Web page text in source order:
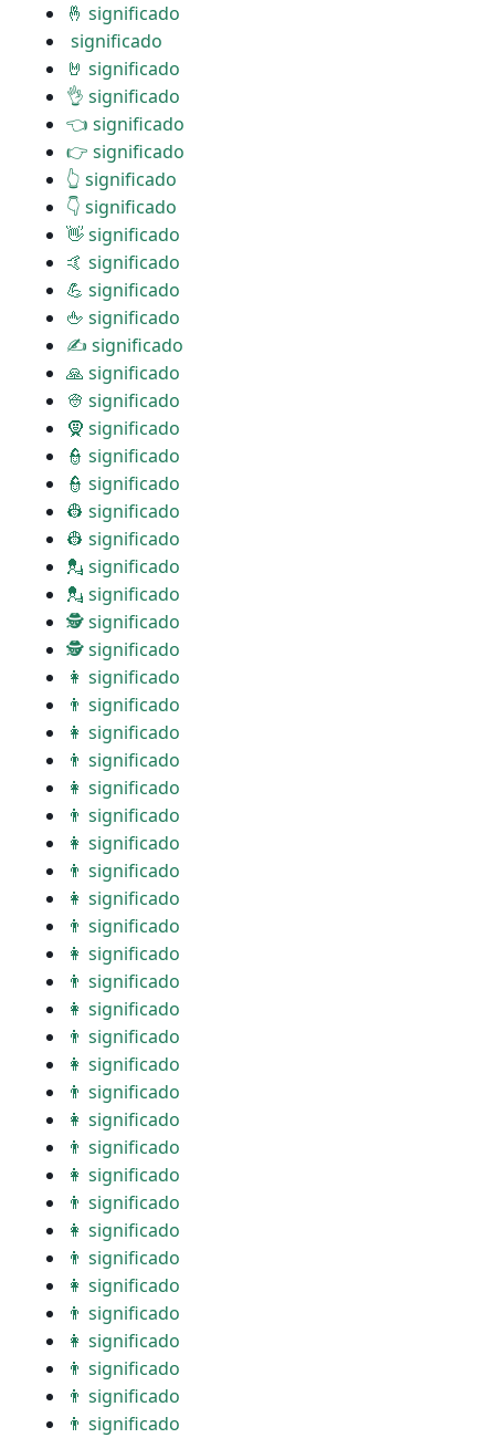
🤞 significado
️ significado
🤘 significado
👌 significado
👈 significado
👉 significado
👆 significado
👇 significado
👋 significado
🤙 significado
💪 significado
🖕 significado
✍ significado
🙏 significado
👳 significado
🧕 significado
👮 significado
👮 significado
👷 significado
👷 significado
💂 significado
💂 significado
🕵 significado
🕵 significado
👩 significado
👨 significado
👩 significado
👨 significado
👩 significado
👨 significado
👩 significado
👨 significado
👩 significado
👨 significado
👩 significado
👨 significado
👩 significado
👨 significado
👩 significado
👨 significado
👩 significado
👨 significado
👩 significado
👨 significado
👩 significado
👨 significado
👩 significado
👨 significado
👩 significado
👨 significado
👨 significado
👨 significado